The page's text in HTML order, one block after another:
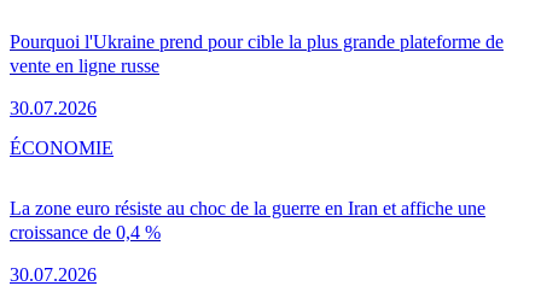
Pourquoi l'Ukraine prend pour cible la plus grande plateforme de
vente en ligne russe
30.07.2026
La zone euro résiste au choc de la guerre en Iran et affiche une
croissance de 0,4 %
30.07.2026
ÉCONOMIE